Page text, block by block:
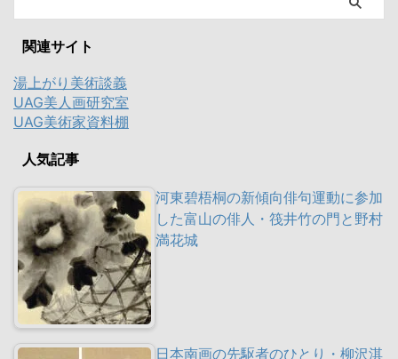
関連サイト
湯上がり美術談義
UAG美人画研究室
UAG美術家資料棚
人気記事
河東碧梧桐の新傾向俳句運動に参加
した富山の俳人・筏井竹の門と野村
満花城
日本南画の先駆者のひとり・柳沢淇